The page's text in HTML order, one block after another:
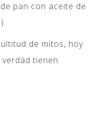
pan con aceite de
de mitos, hoy
tienen